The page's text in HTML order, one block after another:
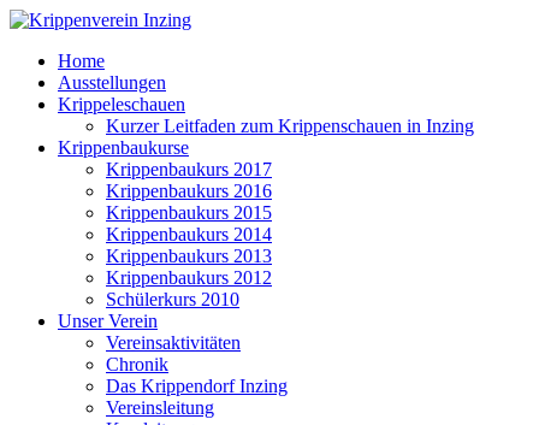
Home
Ausstellungen
Krippeleschauen
Kurzer Leitfaden zum Krippenschauen in Inzing
Krippenbaukurse
Krippenbaukurs 2017
Krippenbaukurs 2016
Krippenbaukurs 2015
Krippenbaukurs 2014
Krippenbaukurs 2013
Krippenbaukurs 2012
Schülerkurs 2010
Unser Verein
Vereinsaktivitäten
Chronik
Das Krippendorf Inzing
Vereinsleitung